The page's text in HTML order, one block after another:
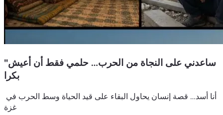
"ساعدني على النجاة من الحرب… حلمي فقط أن أعيش
بكرا
غزة